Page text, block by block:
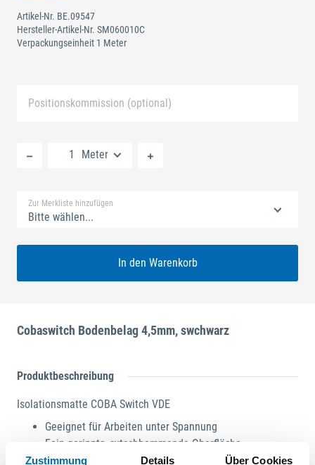
Zustimmung Details Über Cookies
Artikel-Nr. BE.09547
Hersteller-Artikel-Nr. SM060010C
Verpackungseinheit 1 Meter
Positionskommission (optional)
Meter
Zur Merkliste hinzufügen
Bitte wählen...
In den Warenkorb
Cobaswitch Bodenbelag 4,5mm, swchwarz
Produktbeschreibung
Isolationsmatte COBA Switch VDE
Geeignet für Arbeiten unter Spannung
Fein gerippte, rutschhemmende Oberfläche
Einsatz: Schutz vor elektrischen Schlägen